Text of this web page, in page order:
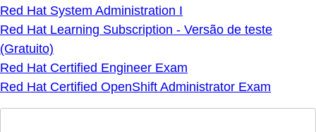
Red Hat System Administration I
Red Hat Learning Subscription - Versão de teste
(Gratuito)
Red Hat Certified Engineer Exam
Red Hat Certified OpenShift Administrator Exam